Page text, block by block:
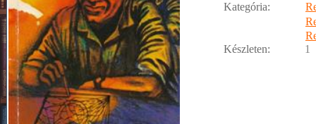
Kategória:
Készleten:
1